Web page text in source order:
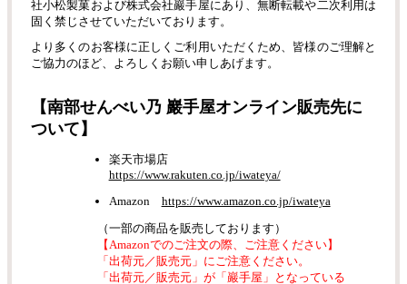
社小松製菓および株式会社巖手屋にあり、無断転載や二次利用は
固く禁じさせていただいております。
より多くのお客様に正しくご利用いただくため、皆様のご理解と
ご協力のほど、よろしくお願い申しあげます。
【南部せんべい乃 巖手屋オンライン販売先に
ついて】
楽天市場店
https://www.rakuten.co.jp/iwateya/
Amazon https://www.amazon.co.jp/iwateya
（一部の商品を販売しております）
【Amazonでのご注文の際、ご注意ください】
「出荷元／販売元」にご注意ください。
「出荷元／販売元」が「巖手屋」となっている